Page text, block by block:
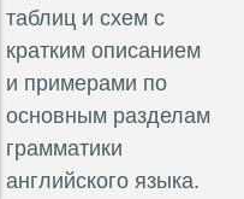
таблиц и схем с
кратким описанием
и примерами по
основным разделам
грамматики
английского языка.